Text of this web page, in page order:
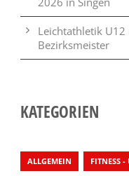
Leichtathletik U12
Bezirksmeister
KATEGORIEN
ALLGEMEIN FITNESS -